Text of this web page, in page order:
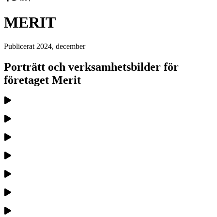
MERIT
Publicerat 2024, december
Porträtt och verksamhetsbilder för
företaget Merit